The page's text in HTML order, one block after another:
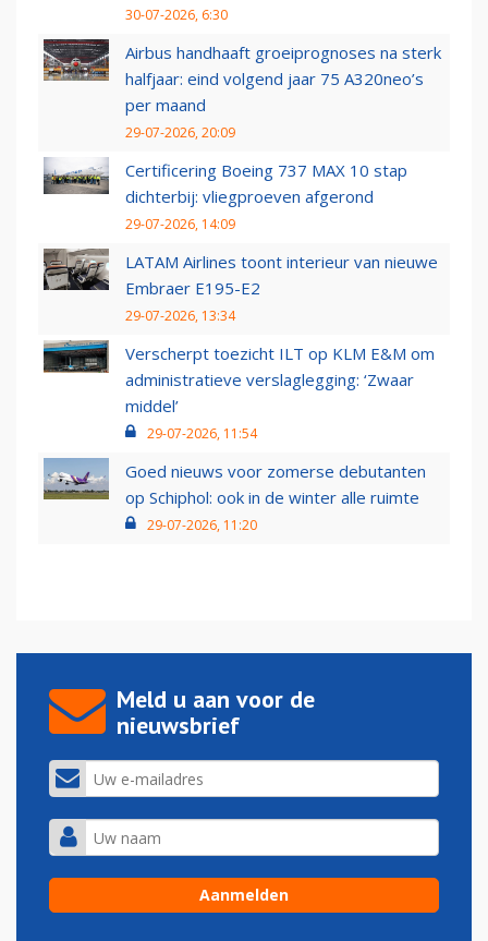
30-07-2026, 6:30
Airbus handhaaft groeiprognoses na sterk
halfjaar: eind volgend jaar 75 A320neo’s
per maand
29-07-2026, 20:09
Certificering Boeing 737 MAX 10 stap
dichterbij: vliegproeven afgerond
29-07-2026, 14:09
LATAM Airlines toont interieur van nieuwe
Embraer E195-E2
29-07-2026, 13:34
Verscherpt toezicht ILT op KLM E&M om
administratieve verslaglegging: ‘Zwaar
middel’
29-07-2026, 11:54
Goed nieuws voor zomerse debutanten
op Schiphol: ook in de winter alle ruimte
29-07-2026, 11:20
Meld u aan voor de
nieuwsbrief